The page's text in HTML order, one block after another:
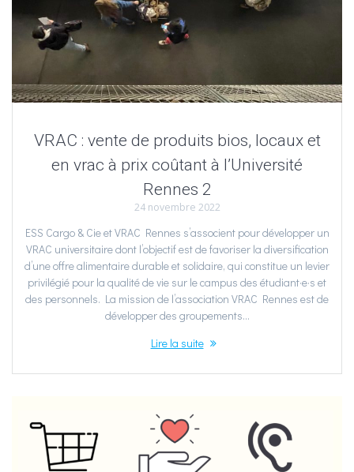
VRAC : vente de produits bios, locaux et
en vrac à prix coûtant à l’Université
Rennes 2
24 novembre 2022
ESS Cargo & Cie et VRAC Rennes s’associent pour développer un
VRAC universitaire dont l’objectif est de favoriser la diversification
d’une offre alimentaire durable et solidaire, qui constitue un levier
privilégié pour la qualité de vie sur le campus des étudiant·e·s et
des personnels. La mission de l’association VRAC Rennes est de
développer des groupements…
Lire la suite